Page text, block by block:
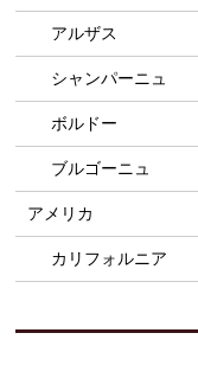
アルザス
シャンパーニュ
ボルドー
ブルゴーニュ
アメリカ
カリフォルニア